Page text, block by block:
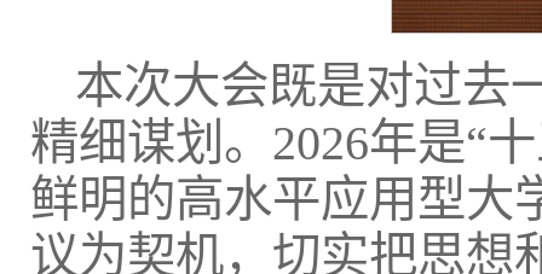
本次大会既是对过去
精细谋划。2026年是“
鲜明的高水平应用型大
议为契机，切实把思想